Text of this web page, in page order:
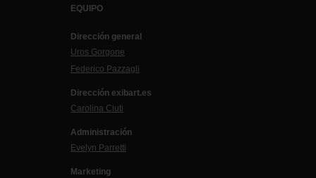
EQUIPO
Dirección general
Uros Gorgone
Federico Pazzagli
Dirección exibart.es
Carolina Ciuti
Administración
Evelyn Parretti
Marketing